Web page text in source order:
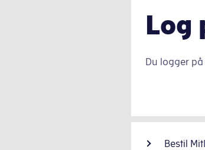
Log
Du logger
Bestil